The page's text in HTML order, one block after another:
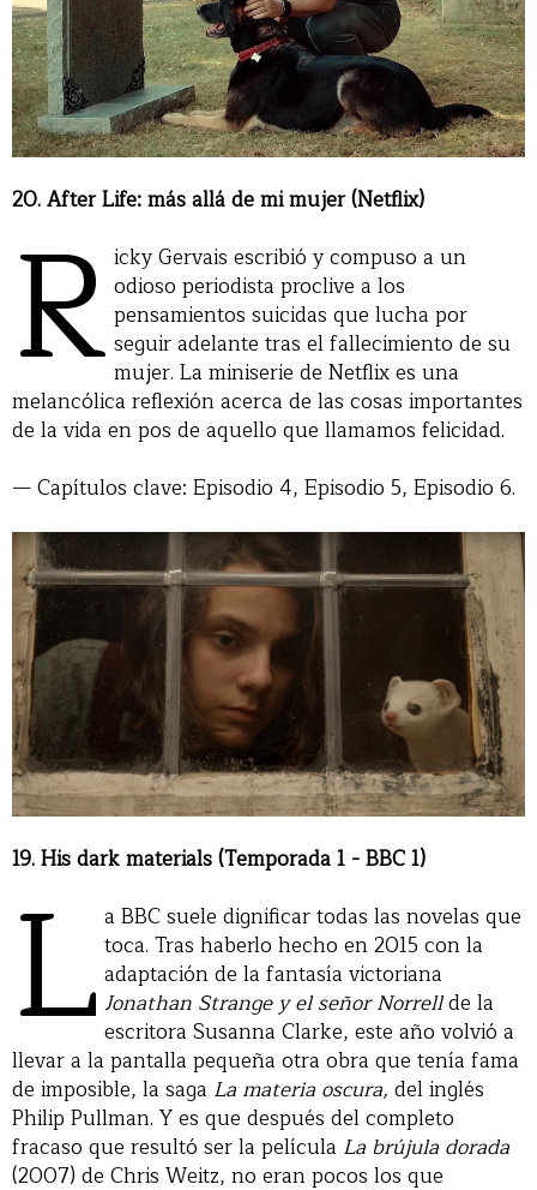
20. After Life: más allá de mi mujer (Netflix)
R icky Gervais escribió y compuso a un
odioso periodista proclive a los
pensamientos suicidas que lucha por
seguir adelante tras el fallecimiento de su
mujer. La miniserie de Netflix es una
melancólica reflexión acerca de las cosas importantes
de la vida en pos de aquello que llamamos felicidad.
— Capítulos clave: Episodio 4, Episodio 5, Episodio 6.
19. His dark materials (Temporada 1 - BBC 1)
L a BBC suele dignificar todas las novelas que
toca. Tras haberlo hecho en 2015 con la
adaptación de la fantasía victoriana
Jonathan Strange y el señor Norrellde la
escritora Susanna Clarke, este año volvió a
llevar a la pantalla pequeña otra obra que tenía fama
de imposible, la saga La materia oscura, del inglés
Philip Pullman. Y es que después del completo
fracaso que resultó ser la película La brújula dorada
(2007) de Chris Weitz, no eran pocos los que